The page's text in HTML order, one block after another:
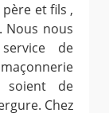
et fils ,
Nous nous
de
soient de
Chez